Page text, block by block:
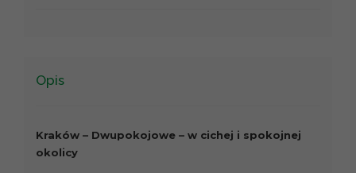
Opis
Kraków – Dwupokojowe – w cichej i spokojnej
okolicy